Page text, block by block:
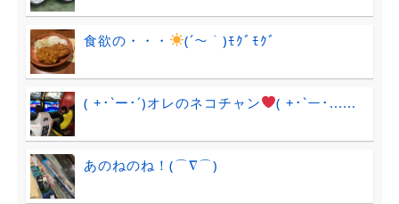
食欲の・・・ (´～｀)ﾓｸﾞﾓｸﾞ
( +･`ー･´)オレのネコチャン ( +･`ー･......
あのねのね！(⌒∇⌒)